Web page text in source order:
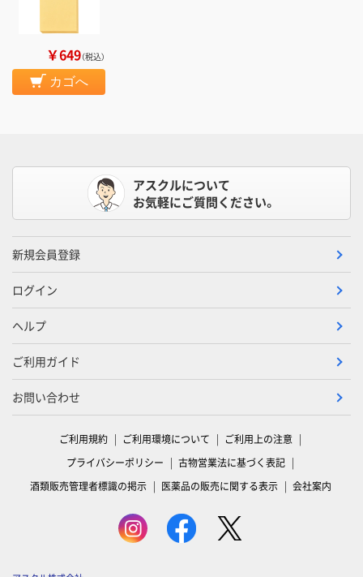
￥649（税込）
カゴへ
アスクルについて
お気軽にご質問ください。
新規会員登録
ログイン
ヘルプ
ご利用ガイド
お問い合わせ
ご利用規約 ご利用環境について
ご利用上の注意
プライバシーポリシー
古物営業法に基づく表記
酒類販売管理者標識の掲示
医薬品の販売に関する表示 会社案内